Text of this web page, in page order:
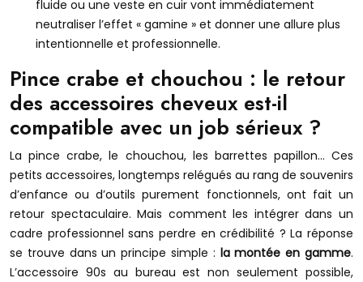
fluide ou une veste en cuir vont immédiatement
neutraliser l’effet « gamine » et donner une allure plus
intentionnelle et professionnelle.
Pince crabe et chouchou : le retour
des accessoires cheveux est-il
compatible avec un job sérieux ?
La pince crabe, le chouchou, les barrettes papillon… Ces
petits accessoires, longtemps relégués au rang de souvenirs
d’enfance ou d’outils purement fonctionnels, ont fait un
retour spectaculaire. Mais comment les intégrer dans un
cadre professionnel sans perdre en crédibilité ? La réponse
se trouve dans un principe simple : la montée en gamme.
L’accessoire 90s au bureau est non seulement possible,